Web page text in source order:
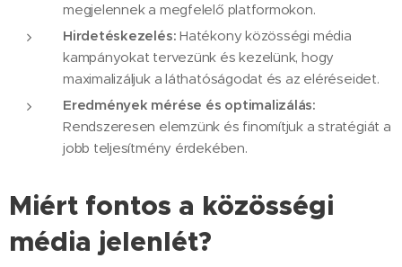
megjelennek a megfelelő platformokon.
Hirdetéskezelés: Hatékony közösségi média
kampányokat tervezünk és kezelünk, hogy
maximalizáljuk a láthatóságodat és az eléréseidet.
Eredmények mérése és optimalizálás:
Rendszeresen elemzünk és finomítjuk a stratégiát a
jobb teljesítmény érdekében.
Miért fontos a közösségi
média jelenlét?